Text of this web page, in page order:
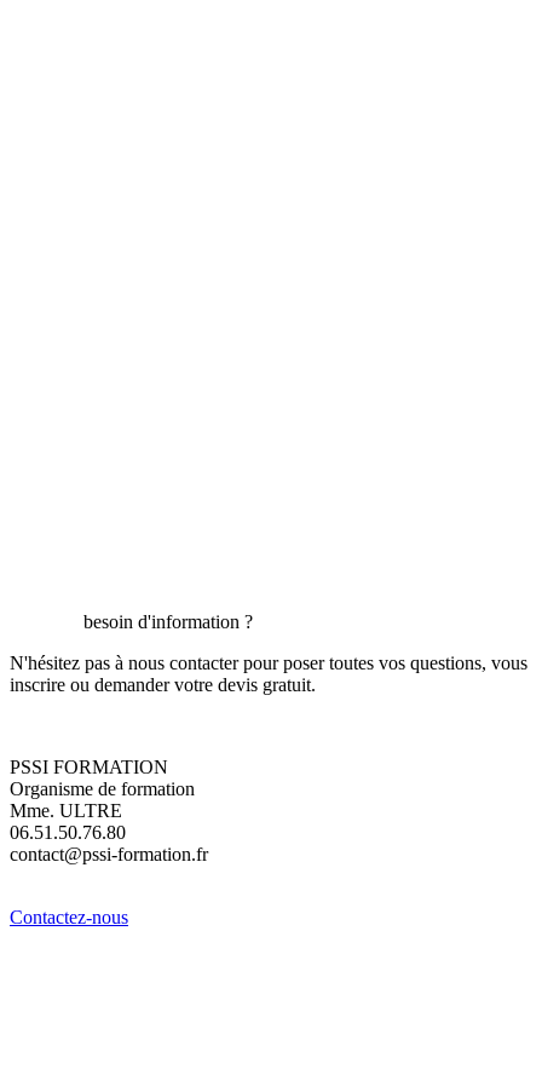
besoin d'information ?
N'hésitez pas à nous contacter pour poser toutes vos questions, vous
inscrire ou demander votre devis gratuit.
PSSI FORMATION
Organisme de formation
Mme. ULTRE
06.51.50.76.80
contact@pssi-formation.fr
Contactez-nous